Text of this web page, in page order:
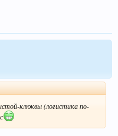
клюквы (логистика по-